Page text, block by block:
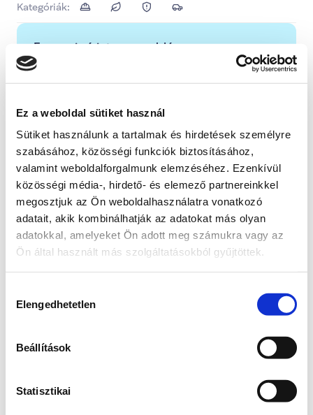
Ez a weboldal sütiket használ
Sütiket használunk a tartalmak és hirdetések személyre
szabásához, közösségi funkciók biztosításához,
valamint weboldalforgalmunk elemzéséhez. Ezenkívül
közösségi média-, hirdető- és elemező partnereinkkel
megosztjuk az Ön weboldalhasználatra vonatkozó
adatait, akik kombinálhatják az adatokat más olyan
adatokkal, amelyeket Ön adott meg számukra vagy az
Ön által használt más szolgáltatásokból gyűjtöttek.
kiválasztása
Elengedhetetlen
Beállítások
Statisztikai
Bezárás
Elindul a társadalmi
Több mint 2000-en támogatták a kezdeményezést,
Kategóriák:
Engem is érint ez a probléma
Ezzel tudod jelezni, hogy ez a probléma rád is
hatással van, és fontosnak tartod a megoldását.
További lépések a probléma kapcsán
Radnai Márk
A TISZA alelnöke, Országgyűlési képviselő,
Kormánybiztos
Teljes állapot lista megnyitása
beszélgetéshez.